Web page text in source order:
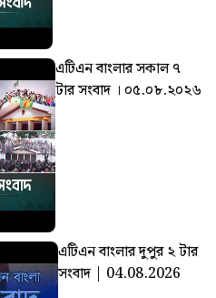
এটিএন বাংলার সকাল ৭
টার সংবাদ । ০৫.০৮.২০২৬
এটিএন বাংলার দুপুর ২ টার
সংবাদ | 04.08.2026